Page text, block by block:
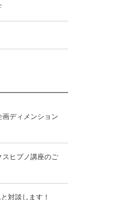
画ディメンション
スヒプノ講座のご
対談します！